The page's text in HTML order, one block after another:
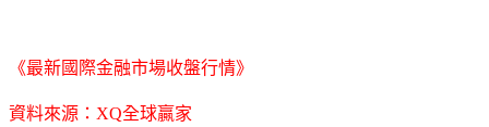
《最新國際金融市場收盤行情》
資料來源：XQ全球贏家